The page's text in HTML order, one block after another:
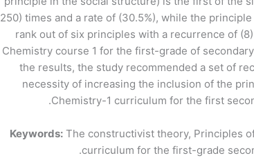
250) times and a rate of (30.5%), while the
rank out of six principles with a recurrence of
Chemistry course 1 for the first-grade of
the results, the study recommended a set of
necessity of increasing the inclusion of the
Chemistry-1 curriculum for the first
Keywords:The constructivist theory, Principles
curriculum for the first-grade